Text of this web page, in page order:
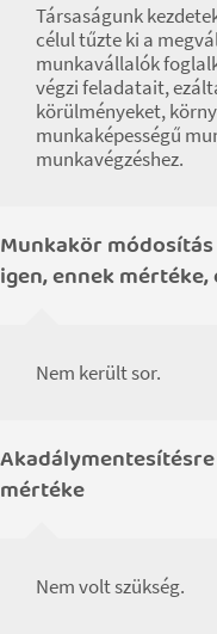
Társaságunk
célul tűzte ki a
munkavállalók
végzi feladatait,
körülményeket,
munkaképességű
munkavégzéshez.
Munkakör
igen, ennek
Nem került sor.
mértéke
Nem volt szükség.